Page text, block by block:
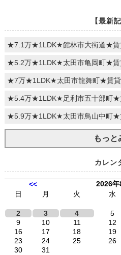
【最新
★7.1万★1LDK★館林市大街道★賃
★5.2万★1LDK★太田市亀岡町★賃
★7万★1LDK★太田市龍舞町★賃
★5.4万★1LDK★足利市五十部町★
★5.9万★1LDK★太田市鳥山中町★
もっと
カレン
<<
2026年
日
月 火 水
2
3 4 5
9
10 11 12
16
17 18 19
23
24 25 26
30
31